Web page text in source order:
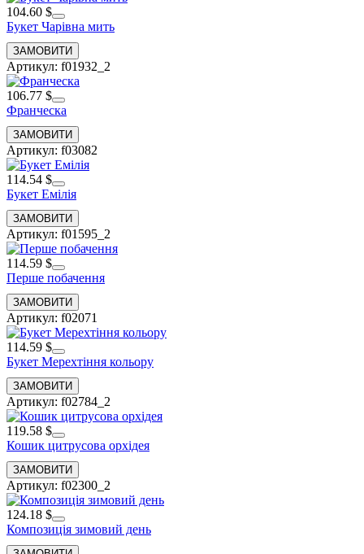
104.60 $
Букет Чарівна мить
Артикул: f01932_2
106.77 $
Франческа
Артикул: f03082
114.54 $
Букет Емілія
Артикул: f01595_2
114.59 $
Перше побачення
Артикул: f02071
114.59 $
Букет Мерехтіння кольору
Артикул: f02784_2
119.58 $
Кошик цитрусова орхідея
Артикул: f02300_2
124.18 $
Композиція зимовий день